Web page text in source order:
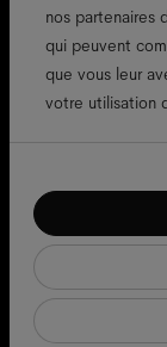
nos partenaires
qui peuvent
que vous leur
votre utilisation
consentement
Nécessaires
Préférences
Statistiques
Marketing
politique de
mentions
conformité